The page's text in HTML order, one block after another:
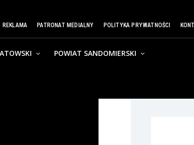
REKLAMA PATRONAT MEDIALNY POLITYKA PRYWATNOŚCI
POWIAT SANDOMIERSKI